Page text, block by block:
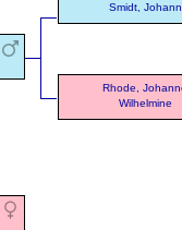
Smidt, Johann
Rhode,
Wilhelmine